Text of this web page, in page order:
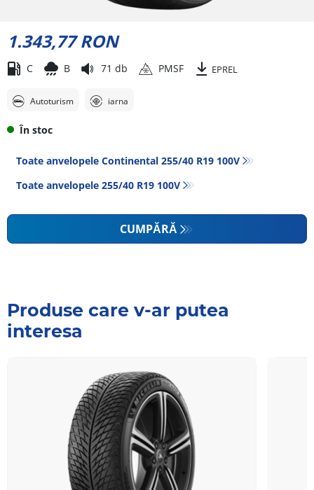
1.343,77 RON
C B 71 db PMSF EPREL
Autoturism iarna
În stoc
Toate anvelopele Continental 255/40 R19 100V
Toate anvelopele‎ 255/40 R19 100V
CUMPĂRĂ
Produse care v-ar putea
interesa